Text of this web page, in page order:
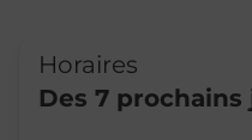
Horaires
Des 7 prochains